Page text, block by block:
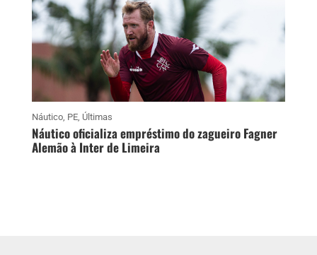
Náutico, PE, Últimas
Náutico oficializa empréstimo do zagueiro Fagner
Alemão à Inter de Limeira